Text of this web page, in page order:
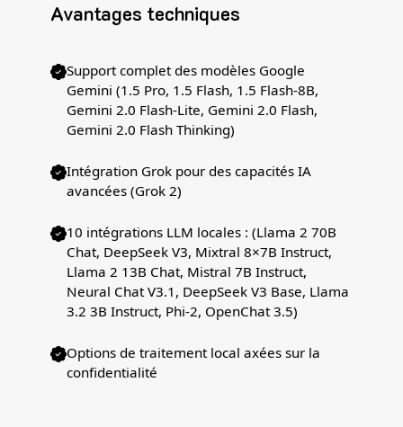
Avantages techniques
Support complet des modèles Google
Gemini (1.5 Pro, 1.5 Flash, 1.5 Flash-8B,
Gemini 2.0 Flash-Lite, Gemini 2.0 Flash,
Gemini 2.0 Flash Thinking)
Intégration Grok pour des capacités IA
avancées (Grok 2)
10 intégrations LLM locales : (Llama 2 70B
Chat, DeepSeek V3, Mixtral 8×7B Instruct,
Llama 2 13B Chat, Mistral 7B Instruct,
Neural Chat V3.1, DeepSeek V3 Base, Llama
3.2 3B Instruct, Phi-2, OpenChat 3.5)
Options de traitement local axées sur la
confidentialité